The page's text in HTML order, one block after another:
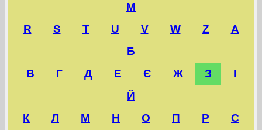
M
R
S T U V W Z
А
Б
В
Г Д Е Є Ж З
І
Й
К
Л М Н О П Р С